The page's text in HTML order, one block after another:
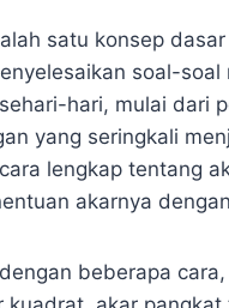
satu konsep
soal-
hari, mulai dari
yang seringkali
lengkap tentang
akarnya
beberapa